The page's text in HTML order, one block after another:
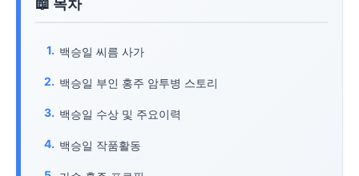
백승일 씨름 사가
백승일 부인 홍주 암투병 스토리
백승일 수상 및 주요이력
백승일 작품활동